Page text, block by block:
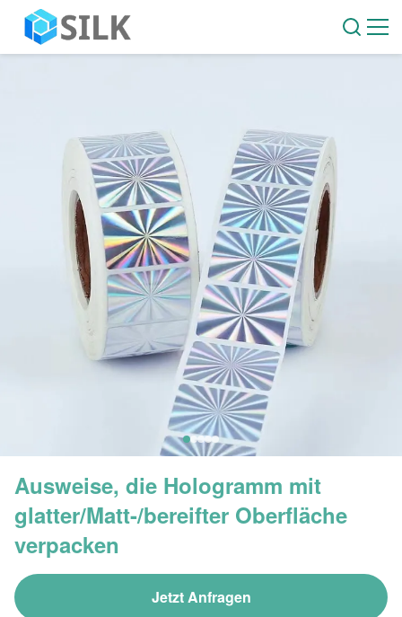
Ausweise, die Hologramm mit
glatter/Matt-/bereifter Oberfläche
verpacken
Jetzt Anfragen